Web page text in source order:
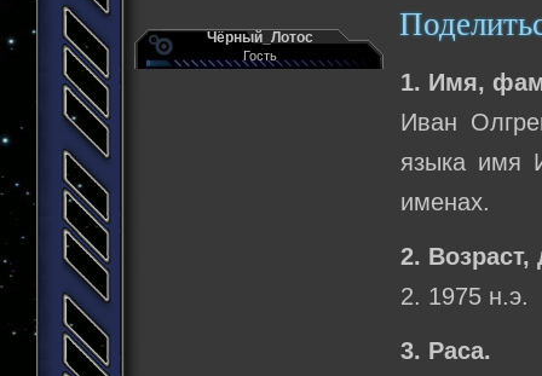
Чёрный_Лотос
Гость
1. Имя,
Иван
языка имя
именах.
2. Возраст,
2. 1975 н.э.
3. Раса.